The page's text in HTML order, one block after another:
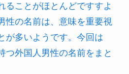
ることがほとんどですすよ
性の名前は、意味を重要視
が多いようです。今回は
つ外国人男性の名前をまと